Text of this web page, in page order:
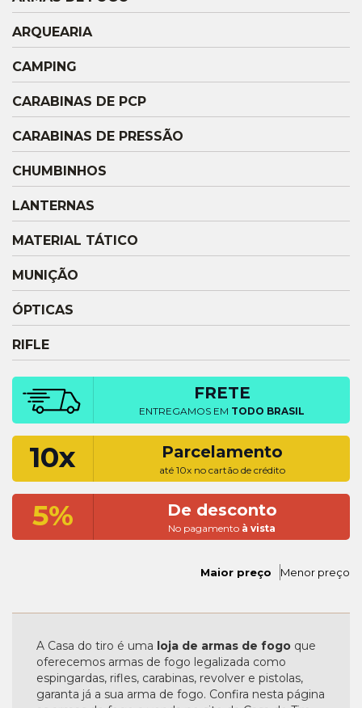
ARQUEARIA
CAMPING
CARABINAS DE PCP
CARABINAS DE PRESSÃO
CHUMBINHOS
LANTERNAS
MATERIAL TÁTICO
MUNIÇÃO
ÓPTICAS
RIFLE
FRETE
ENTREGAMOS EM TODO BRASIL
10x Parcelamento
até 10x no cartão de crédito
5% De desconto
No pagamento à vista
Maior preço Menor preço
A Casa do tiro é uma loja de armas de fogo que
oferecemos armas de fogo legalizada como
espingardas, rifles, carabinas, revolver e pistolas,
garanta já a sua arma de fogo. Confira nesta página